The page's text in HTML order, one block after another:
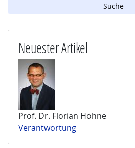
Neuester Artikel
Prof. Dr. Florian Höhne
Verantwortung